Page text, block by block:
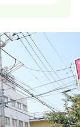
卒可
見る